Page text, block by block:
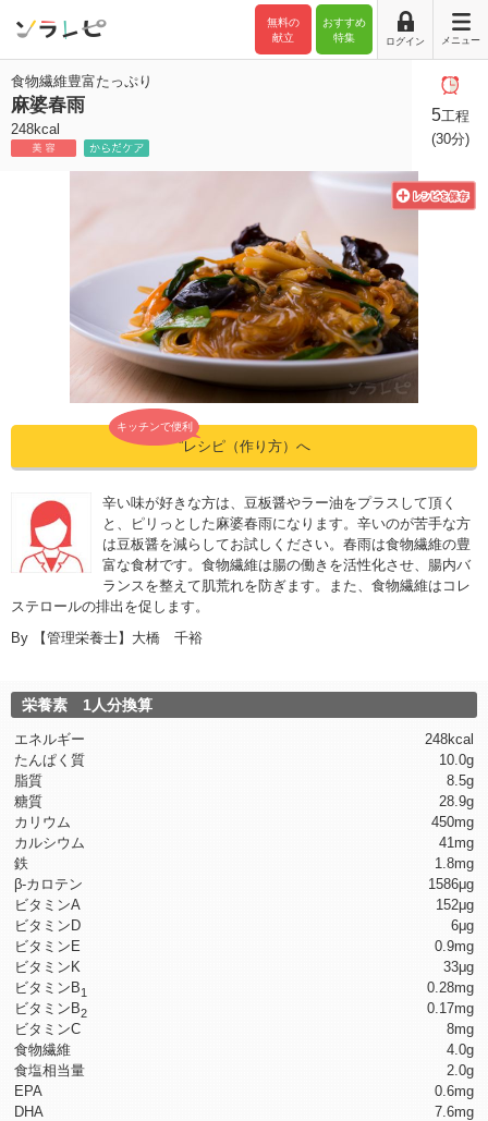
おすすめ
特集
無料の
献立
ログイン メニュー
食物繊維豊富たっぷり
麻婆春雨
248kcal
5工程
(30分)
キッチンで便利
”レシピ（作り方）へ
辛い味が好きな方は、豆板醤やラー油をプラスして頂く
と、ピリっとした麻婆春雨になります。辛いのが苦手な方
は豆板醤を減らしてお試しください。春雨は食物繊維の豊
富な食材です。食物繊維は腸の働きを活性化させ、腸内バ
ランスを整えて肌荒れを防ぎます。また、食物繊維はコレ
ステロールの排出を促します。
By
【管理栄養士】大橋 千裕
栄養素 1人分換算
エネルギー
248kcal
たんぱく質
10.0g
脂質
8.5g
糖質
28.9g
カリウム
450mg
カルシウム
41mg
鉄
1.8mg
β-カロテン
1586μg
ビタミンA
152μg
ビタミンD
6μg
ビタミンE
0.9mg
ビタミンK
33μg
ビタミンB1
0.28mg
ビタミンB2
0.17mg
ビタミンC
8mg
食物繊維
4.0g
食塩相当量
2.0g
EPA
0.6mg
DHA
7.6mg